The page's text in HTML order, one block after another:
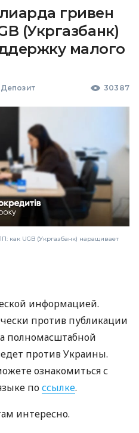
гривен
(Укргазбанк)
малого
30387
как UGB (Укргазбанк) наращивает
информацией.
против публикации
полномасштабной
против Украины.
ознакомиться с
поссылке.
интересно.